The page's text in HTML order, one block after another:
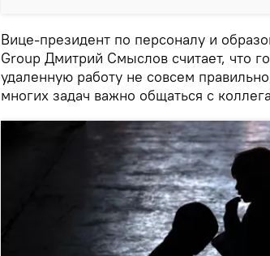
Вице-президент по персоналу и
Group Дмитрий Смыслов считает, что
удаленную работу не совсем
многих задач важно общаться с